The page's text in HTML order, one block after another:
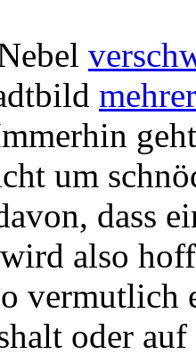
um
dass
also
vermutlich
oder